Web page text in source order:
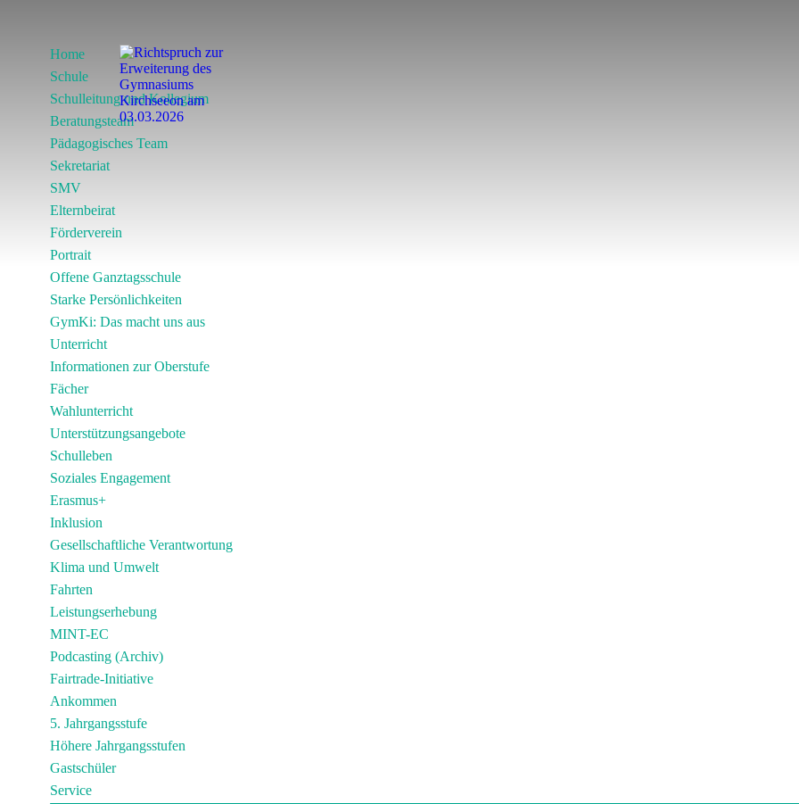
Home
Schule
Schulleitung und Kollegium
Beratungsteam
Pädagogisches Team
Sekretariat
SMV
Elternbeirat
Förderverein
Portrait
Offene Ganztagsschule
Starke Persönlichkeiten
GymKi: Das macht uns aus
Unterricht
Informationen zur Oberstufe
Fächer
Wahlunterricht
Unterstützungsangebote
Schulleben
Soziales Engagement
Erasmus+
Inklusion
Gesellschaftliche Verantwortung
Klima und Umwelt
Fahrten
Leistungserhebung
MINT-EC
Podcasting (Archiv)
Fairtrade-Initiative
Ankommen
5. Jahrgangsstufe
Höhere Jahrgangsstufen
Gastschüler
Service